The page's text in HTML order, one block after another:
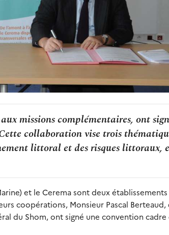
missions complémentaires, ont
collaboration vise trois
littoral et des risques littoraux,
et le Cerema sont deux
coopérations, Monsieur Pascal
du Shom, ont signé une convention cadre